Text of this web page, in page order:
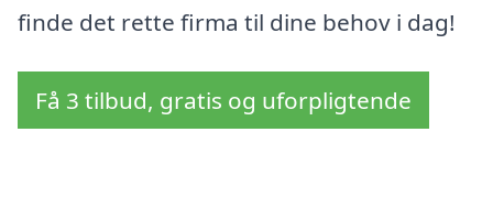
finde det rette firma til dine behov i dag!
Få 3 tilbud, gratis og uforpligtende